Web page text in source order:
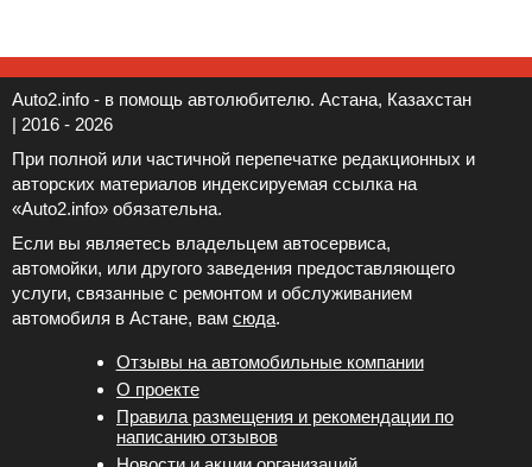
Auto2.info - в помощь автолюбителю. Астана, Казахстан
| 2016 - 2026
При полной или частичной перепечатке редакционных и
авторских материалов индексируемая ссылка на
«Auto2.info» обязательна.
Если вы являетесь владельцем автосервиса,
автомойки, или другого заведения предоставляющего
услуги, связанные с ремонтом и обслуживанием
автомобиля в Астане, вам сюда.
Отзывы на автомобильные компании